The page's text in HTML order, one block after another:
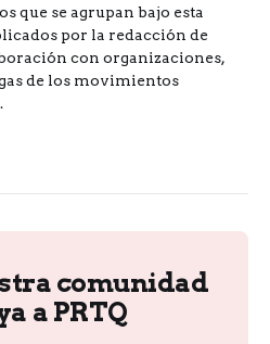
que se agrupan bajo esta
por la redacción de
con organizaciones,
de los movimientos
comunidad
a PRTQ